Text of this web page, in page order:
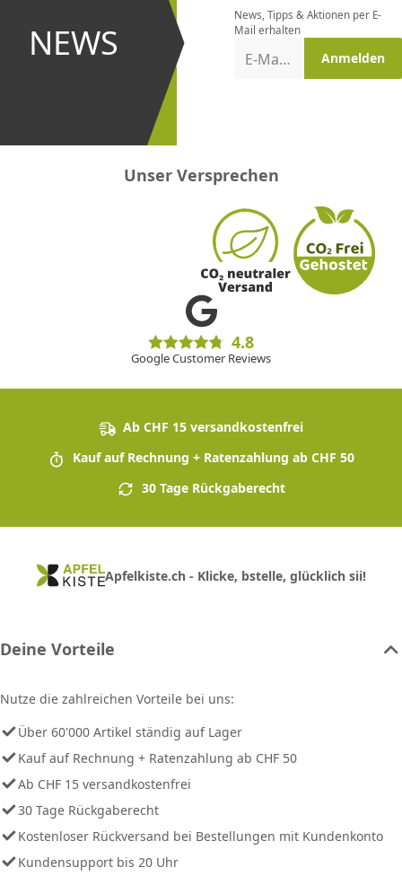
NEWS
und bei
Aktionen
News, Tipps & Aktionen per E-
Mail erhalten
E-Mail-Adresse Anmelden
Unser Versprechen
4.8
Google Customer Reviews
Ab CHF 15 versandkostenfrei
Kauf auf Rechnung + Ratenzahlung ab CHF 50
30 Tage Rückgaberecht
Apfelkiste.ch - Klicke, bstelle, glücklich sii!
Deine Vorteile
Nutze die zahlreichen Vorteile bei uns:
Über 60'000 Artikel ständig auf Lager
Kauf auf Rechnung + Ratenzahlung ab CHF 50
Ab CHF 15 versandkostenfrei
30 Tage Rückgaberecht
Kostenloser Rückversand bei Bestellungen mit Kundenkonto
Kundensupport bis 20 Uhr